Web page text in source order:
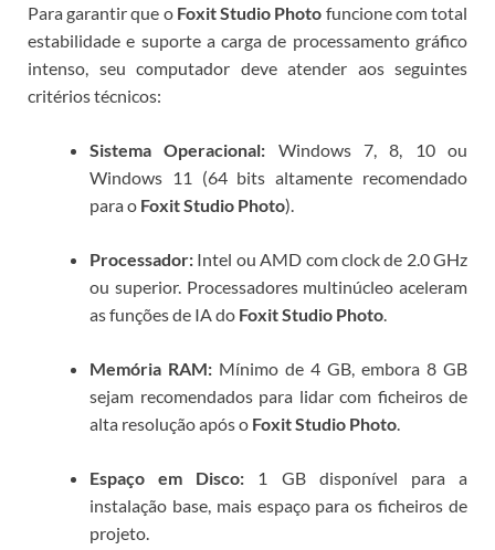
Para garantir que o Foxit Studio Photo funcione com total
estabilidade e suporte a carga de processamento gráfico
intenso, seu computador deve atender aos seguintes
critérios técnicos:
Sistema Operacional: Windows 7, 8, 10 ou
Windows 11 (64 bits altamente recomendado
para o Foxit Studio Photo).
Processador: Intel ou AMD com clock de 2.0 GHz
ou superior. Processadores multinúcleo aceleram
as funções de IA do Foxit Studio Photo
Memória RAM: Mínimo de 4 GB, embora 8 GB
sejam recomendados para lidar com ficheiros de
alta resolução após o Foxit Studio Photo
Espaço em Disco: 1 GB disponível para a
instalação base, mais espaço para os ficheiros de
projeto.